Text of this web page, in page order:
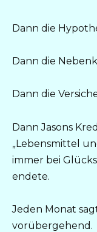
Dann die
Dann die
Dann die
Dann Jasons
„Lebensmittel
immer bei
endete.
Jeden Monat
vorübergehend.